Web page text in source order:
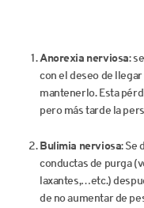
Anorexia nerviosa:
con el deseo de
mantenerlo. Esta
pero más tarde la
Bulimia nerviosa: Se
conductas de purga
laxantes,…etc.)
de no aumentar de